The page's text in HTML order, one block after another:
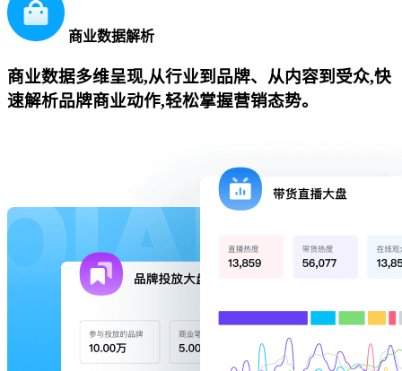
商业数据解析
商业数据多维呈现,从行业到品牌、从内容到受众,快
速解析品牌商业动作,轻松掌握营销态势。